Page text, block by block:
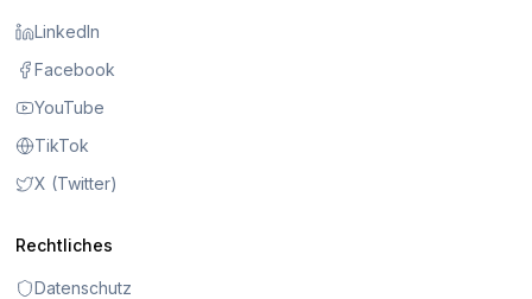
LinkedIn
Facebook
YouTube
TikTok
X (Twitter)
Rechtliches
Datenschutz